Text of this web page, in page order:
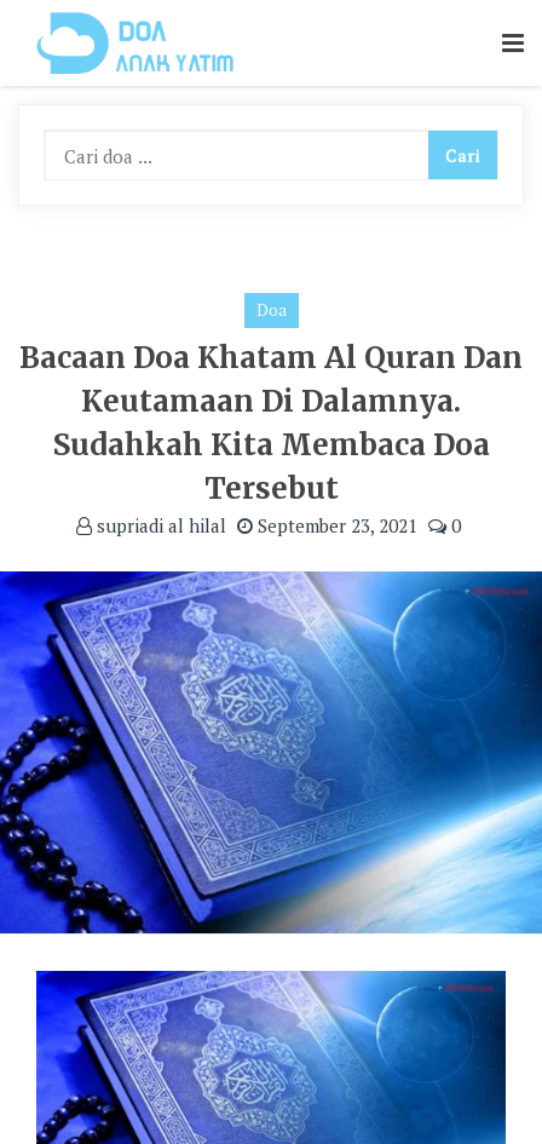
Content
Doa
Bacaan Doa Khatam Al Quran Dan
Keutamaan Di Dalamnya.
Sudahkah Kita Membaca Doa
Tersebut
supriadi al hilal September 23, 2021 0